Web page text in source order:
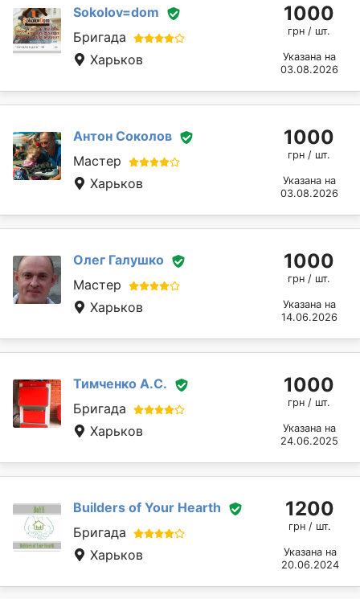
Sokolov=dom
Бригада
Харьков
1000
грн / шт.
Указана на
03.08.2026
Антон Соколов
Мастер
Харьков
1000
грн / шт.
Указана на
03.08.2026
Олег Галушко
Мастер
Харьков
1000
грн / шт.
Указана на
14.06.2026
Тимченко А.С.
Бригада
Харьков
1000
грн / шт.
Указана на
24.06.2025
Builders of Your Hearth
Бригада
Харьков
1200
грн / шт.
Указана на
20.06.2024